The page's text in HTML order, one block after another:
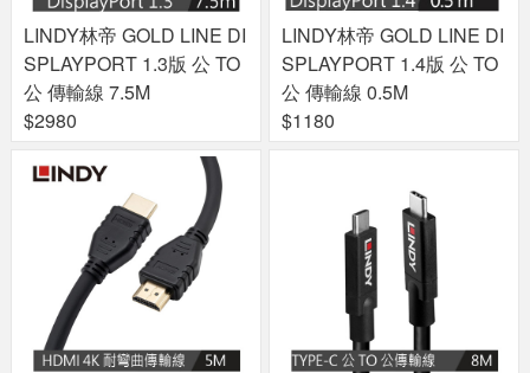
LINDY林帝 GOLD LINE DI
SPLAYPORT 1.3版 公 TO
公 傳輸線 7.5M
$2980
LINDY林帝 GOLD LINE DI
SPLAYPORT 1.4版 公 TO
公 傳輸線 0.5M
$1180